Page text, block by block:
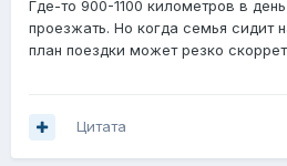
Где-то 900-1100 километров в
проезжать. Но когда семья сидит
план поездки может резко
Цитата